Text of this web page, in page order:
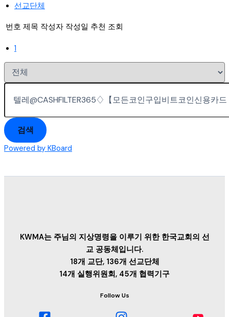
선교단체
번호 제목 작성자 작성일 추천 조회
1
검색
Powered by KBoard
KWMA는 주님의 지상명령을 이루기 위한 한국교회의 선
교 공동체입니다.
18개 교단, 136개 선교단체
14개 실행위원회, 45개 협력기구
Follow Us